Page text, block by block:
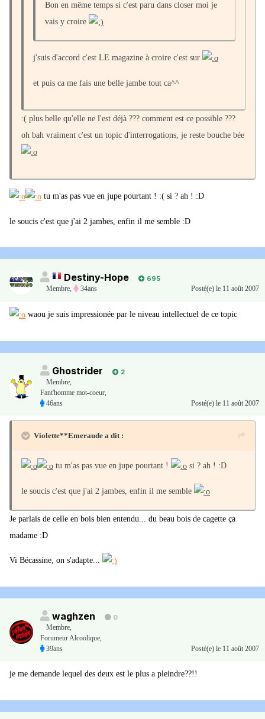
Bon en même temps si c'est paru dans closer moi je
vais y croire
j'suis d'accord c'est LE magazine à croire c'est sur
et puis ca me fais une belle jambe tout ca^^
:( plus belle qu'elle ne l'est déjà ??? comment est ce possible ???
oh bah vraiment c'est un topic d'interrogations, je reste bouche bée
tu m'as pas vue en jupe pourtant ! :( si ? ah ! :D
le soucis c'est que j'ai 2 jambes, enfin il me semble :D
Destiny-Hope
695
Membre, 34ans Posté(e) le 11 août 2007
waou je suis impressionée par le niveau intellectuel de ce topic
Ghostrider
2
Membre,
Fant'homme mot-coeur,
46ans
Posté(e) le 11 août 2007
Violette**Emeraude a dit :
tu m'as pas vue en jupe pourtant ! si ? ah ! :D
le soucis c'est que j'ai 2 jambes, enfin il me semble
Je parlais de celle en bois bien entendu... du beau bois de cagette ça
madame :D
Vi Bécassine, on s'adapte...
waghzen
0
Membre,
Forumeur Alcoolique,
39ans
Posté(e) le 11 août 2007
je me demande lequel des deux est le plus a pleindre??!!